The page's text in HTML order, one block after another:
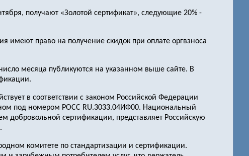
получают «Золотой сертификат», следующие 20% -
имеют право на получение скидок при оплате оргвзноса
месяца публикуются на указанном выше сайте. В
в соответствии с законом Российской Федерации
под номером РОСС RU.3033.04ИФ00. Национальный
добровольной сертификации, представляет Российскую
комитете по стандартизации и сертификации.